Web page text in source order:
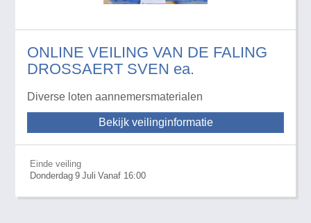
ONLINE VEILING VAN DE FALING
DROSSAERT SVEN ea.
Diverse loten aannemersmaterialen
Bekijk veilinginformatie
Einde veiling
Donderdag 9 Juli Vanaf 16:00